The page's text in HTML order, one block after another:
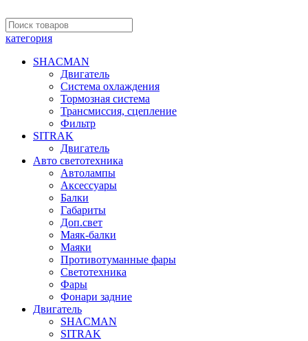
категория
SHACMAN
Двигатель
Система охлаждения
Тормозная система
Трансмиссия, сцепление
Фильтр
SITRAK
Двигатель
Авто светотехника
Автолампы
Аксессуары
Балки
Габариты
Доп.свет
Маяк-балки
Маяки
Противотуманные фары
Светотехника
Фары
Фонари задние
Двигатель
SHACMAN
SITRAK